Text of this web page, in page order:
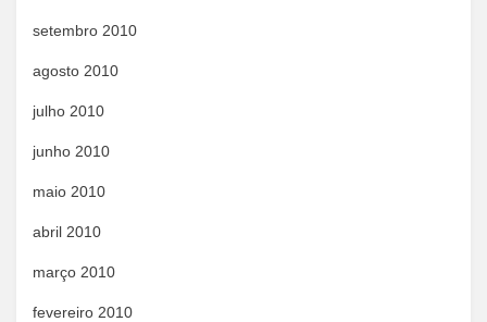
setembro 2010
agosto 2010
julho 2010
junho 2010
maio 2010
abril 2010
março 2010
fevereiro 2010